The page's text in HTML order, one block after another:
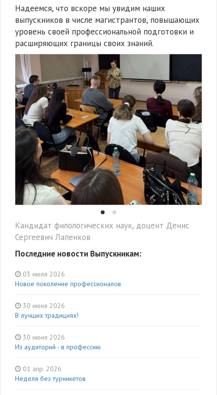
Надеемся, что вскоре мы увидим наших
выпускников в числе магистрантов, повышающих
уровень своей профессиональной подготовки и
расширяющих границы своих знаний.
Кандидат филологических наук, доцент Денис
Сергеевич Лапенков
Последние новости Выпускникам:
03 июля 2026
Новое поколение профессионалов
30 июня 2026
В лучших традициях!
30 июня 2026
Из аудиторий - в профессию
01 апр. 2026
Неделя без турникетов